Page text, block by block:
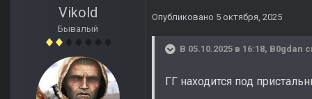
Vikold
Бывалый
Опубликовано 5 октября, 2025
В 05.10.2025 в 16:18, B0gdan
ГГ находится под